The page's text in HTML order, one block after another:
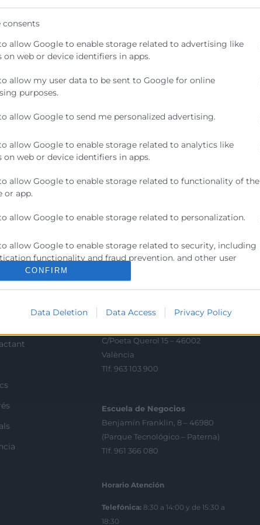
consents
allow Google to enable storage related to advertising like
on web or device identifiers in apps.
allow my user data to be sent to Google for online
purposes.
allow Google to send me personalized advertising.
allow Google to enable storage related to analytics like
on web or device identifiers in apps.
allow Google to enable storage related to functionality of the
or app.
allow Google to enable storage related to personalization.
allow Google to enable storage related to security, including
functionality and fraud prevention, and other user
CONFIRM
Data Deletion Data Access Privacy Policy
sus competencias
financiero
laPolítica de Privacitat
Contacto
C/Poeta Querol 15 – 46002
València
Tlf. 963 103 900
Escuela de Negocios
Benjamín Franklin, 8 – 46980
(Parque Tecnológico – Paterna)
Tlf. 961 366 080
Horario Atención
Telefónica: 8:30 a 14:00 y de 15:30 a
18:30